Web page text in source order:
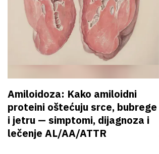
Amiloidoza: Kako amiloidni
proteini oštećuju srce, bubrege
i jetru — simptomi, dijagnoza i
lečenje AL/AA/ATTR